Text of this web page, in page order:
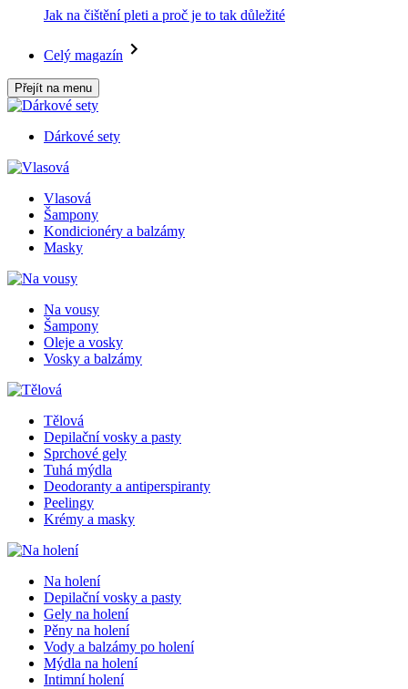
Jak na čištění pleti a proč je to tak důležité
Celý magazín
Přejít na menu
Dárkové sety
Vlasová
Šampony
Kondicionéry a balzámy
Masky
Na vousy
Šampony
Oleje a vosky
Vosky a balzámy
Tělová
Depilační vosky a pasty
Sprchové gely
Tuhá mýdla
Deodoranty a antiperspiranty
Peelingy
Krémy a masky
Na holení
Depilační vosky a pasty
Gely na holení
Pěny na holení
Vody a balzámy po holení
Mýdla na holení
Intimní holení